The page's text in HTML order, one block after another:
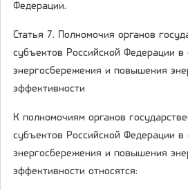
Федерации.
Статья 7. Полномочия органов
субъектов Российской Федерации в
энергосбережения и повышения
эффективности
К полномочиям органов
субъектов Российской Федерации в
энергосбережения и повышения
эффективности относятся: